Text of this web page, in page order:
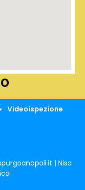
Videoispezione
| Nisa